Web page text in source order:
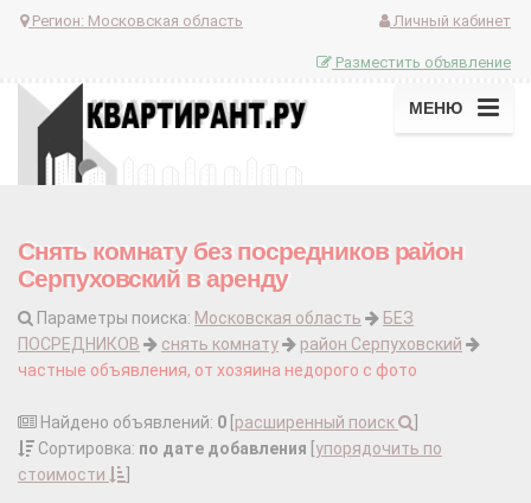
Регион: Московская область Личный кабинет
Разместить объявление
МЕНЮ
Снять комнату без посредников район
Серпуховский в аренду
Параметры поиска: Московская область
БЕЗ
ПОСРЕДНИКОВ
снять комнату
район Серпуховский
частные объявления, от хозяина недорого с фото
Найдено объявлений: 0 расширенный поиск
Сортировка: по дате добавления упорядочить по
стоимости